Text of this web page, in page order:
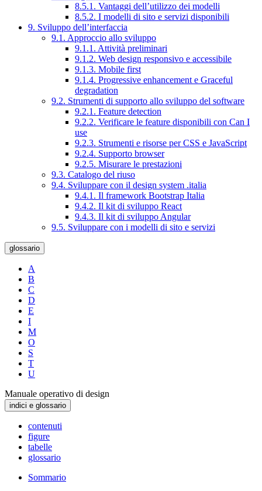
8.5.1. Vantaggi dell’utilizzo dei modelli
8.5.2. I modelli di sito e servizi disponibili
9. Sviluppo dell’interfaccia
9.1. Approccio allo sviluppo
9.1.1. Attività preliminari
9.1.2. Web design responsivo e accessibile
9.1.3. Mobile first
9.1.4. Progressive enhancement e Graceful
degradation
9.2. Strumenti di supporto allo sviluppo del software
9.2.1. Feature detection
9.2.2. Verificare le feature disponibili con Can I
use
9.2.3. Strumenti e risorse per CSS e JavaScript
9.2.4. Supporto browser
9.2.5. Misurare le prestazioni
9.3. Catalogo del riuso
9.4. Sviluppare con il design system .italia
9.4.1. Il framework Bootstrap Italia
9.4.2. Il kit di sviluppo React
9.4.3. Il kit di sviluppo Angular
9.5. Sviluppare con i modelli di sito e servizi
glossario
A
B
C
D
E
I
M
O
S
T
U
Manuale operativo di design
indici e glossario
contenuti
figure
tabelle
glossario
Sommario